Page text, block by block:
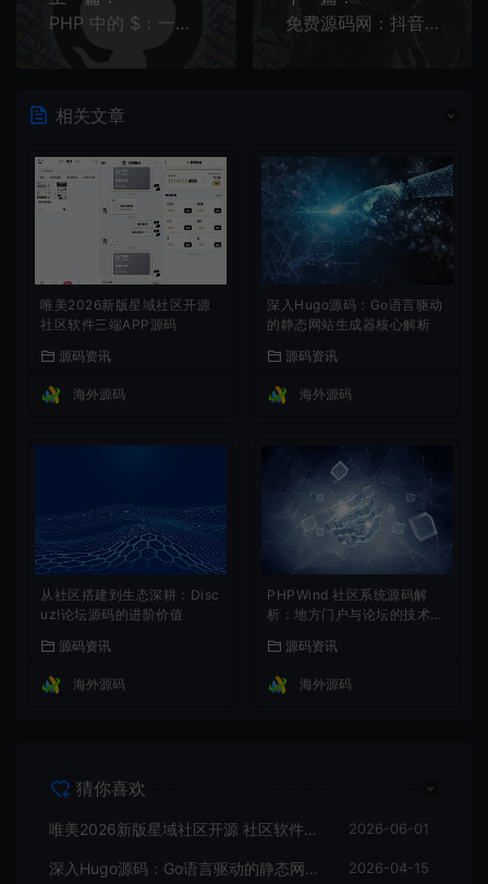
PHP 中的 $：一个符号背后的设计哲学与历史偶然
免费源码网：抖音小程序源码免费下载，解锁会员管理新玩法
相关文章
唯美2026新版星域社区开源
社区软件三端APP源码
源码资讯
海外源码
深入Hugo源码：Go语言驱动
的静态网站生成器核心解析
源码资讯
海外源码
从社区搭建到生态深耕：Disc
uz!论坛源码的进阶价值
源码资讯
海外源码
PHPWind 社区系统源码解
析：地方门户与论坛的技术实
源码资讯
海外源码
猜你喜欢
唯美2026新版星域社区开源 社区软件三端APP源码 2026-06-01
深入Hugo源码：Go语言驱动的静态网站生成器核心解析 2026-04-15